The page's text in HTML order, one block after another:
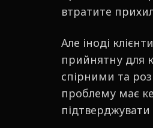
втратите
Але іноді
прийнятну для
спірними та
проблему має